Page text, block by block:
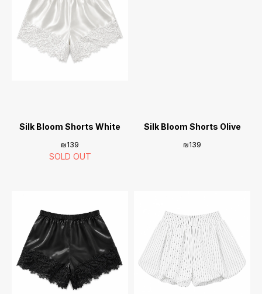
Silk Bloom Shorts White
₪139
Silk Bloom Shorts Olive
₪139